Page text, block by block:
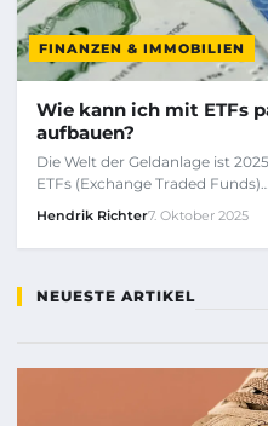
FINANZEN & IMMOBILIEN
Wie kann ich mit ETFs
aufbauen?
Die Welt der Geldanlage ist
ETFs (Exchange Traded Funds)…
Hendrik Richter7. Oktober 2025
NEUESTE ARTIKEL